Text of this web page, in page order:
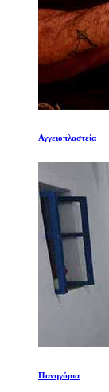
Αγγειοπλαστεία
Πανηγύρια